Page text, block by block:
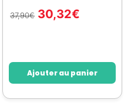
37,90€ 30,32€
Ajouter au panier